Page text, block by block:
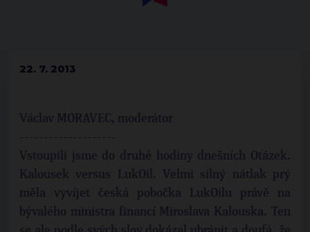
22. 7. 2013
Václav MORAVEC, moderátor
--------------------
Vstoupili jsme do druhé hodiny dnešních Otázek.
Kalousek versus LukOil. Velmi silný nátlak prý
měla vyvíjet česká pobočka LukOilu právě na
bývalého ministra financí Miroslava Kalouska. Ten